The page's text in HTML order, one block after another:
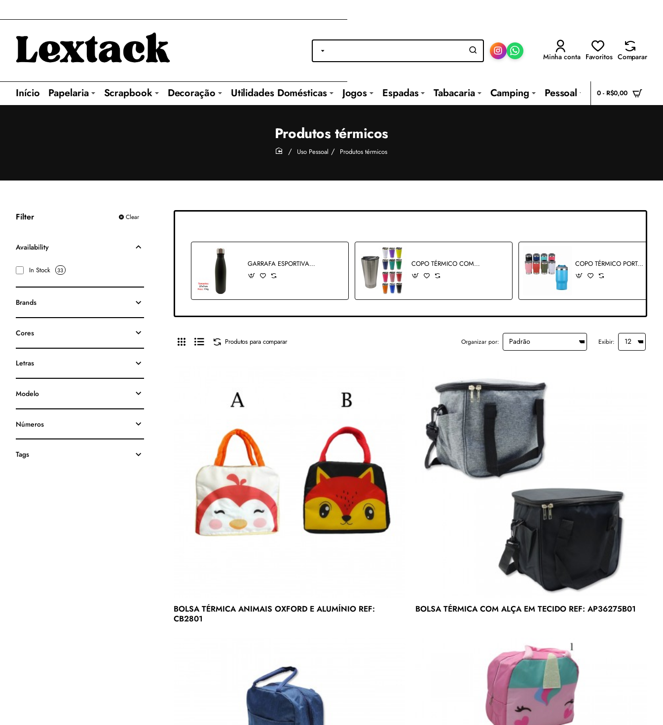
Minha conta Favoritos Comparar
Início Papelaria Scrapbook Decoração Utilidades Domésticas Jogos Espadas Tabacaria Camping Pessoal 0 - R$0,00
Produtos térmicos
home
Uso Pessoal Produtos térmicos
Filter Clear
Availability
In Stock 33
Brands
Cores
Letras
Modelo
Números
Tags
GARRAFA ESPORTIVA 750ML REF:8038 COPO TÉRMICO COM TAMPA E ABRIDOR COLORIDO EM ALUMÍNIO 473ML REF: 28402 COPO TÉRMICO PORTÁTIL COM ABRIDOR E TAMPA EM INOX 420ML REF: 140420
Produtos para comparar Organizar por: Exibir:
BOLSA TÉRMICA ANIMAIS OXFORD E ALUMÍNIO REF:
CB2801
BOLSA TÉRMICA COM ALÇA EM TECIDO REF: AP36275B01